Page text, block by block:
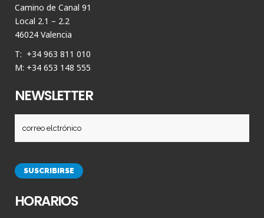
Camino de Canal 91
Local 2.1 – 2.2
46024 Valencia
T: +34 963 811 010
M: +34 653 148 555
NEWSLETTER
HORARIOS